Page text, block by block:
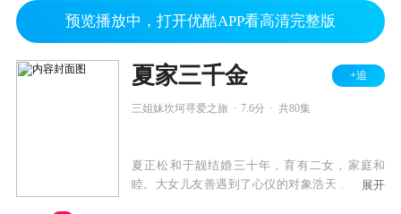
预览播放中，打开优酷APP看高清完整版
夏家三千金 +追
三姐妹坎坷寻爱之旅 7.6分 共80集
夏正松和于靓结婚三十年，育有二女，家庭和
睦。大女儿友善遇到了心仪的对象浩天，但对方
展开